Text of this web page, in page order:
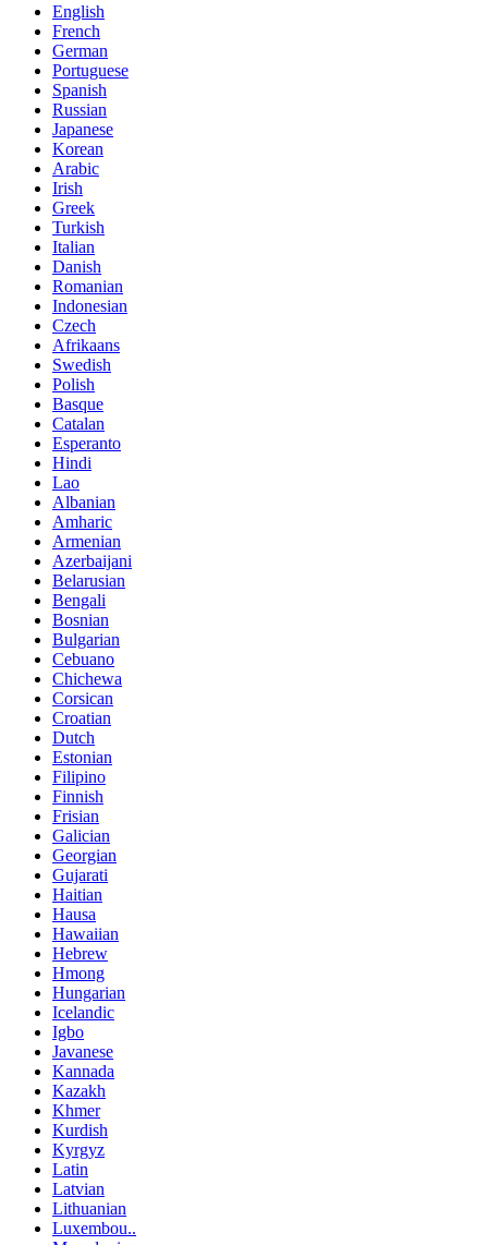
English
French
German
Portuguese
Spanish
Russian
Japanese
Korean
Arabic
Irish
Greek
Turkish
Italian
Danish
Romanian
Indonesian
Czech
Afrikaans
Swedish
Polish
Basque
Catalan
Esperanto
Hindi
Lao
Albanian
Amharic
Armenian
Azerbaijani
Belarusian
Bengali
Bosnian
Bulgarian
Cebuano
Chichewa
Corsican
Croatian
Dutch
Estonian
Filipino
Finnish
Frisian
Galician
Georgian
Gujarati
Haitian
Hausa
Hawaiian
Hebrew
Hmong
Hungarian
Icelandic
Igbo
Javanese
Kannada
Kazakh
Khmer
Kurdish
Kyrgyz
Latin
Latvian
Lithuanian
Luxembou..